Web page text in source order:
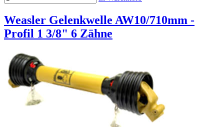
Weasler Gelenkwelle AW10/710mm -
Profil 1 3/8" 6 Zähne